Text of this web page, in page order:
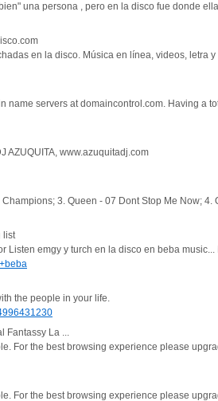
una persona , pero en la disco fue donde
en la disco. Música en línea, videos, letra
name servers at domaincontrol.com. Having a
AZUQUITA, www.azuquitadj.com
3. Queen - 07 Dont Stop Me Now;
list
Listen emgy y turch en la disco en beba
the people in your life.
Fantassy La ...
For the best browsing experience please
For the best browsing experience please